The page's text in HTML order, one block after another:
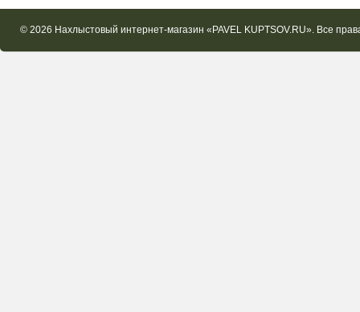
© 2026 Нахлыстовый интернет-магазин «PAVEL KUPTSOV.RU». Все